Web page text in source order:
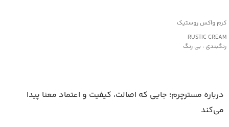
کرم واکس روستیک
RUSTIC CREAM
رنگبندی : بی رنگ
مناسب کیف و کفش، پوشاک و مبلمان
چرمی
درباره مسترچرم؛ جایی که اصالت، کیفیت و اعتماد معنا پیدا
می‌کند